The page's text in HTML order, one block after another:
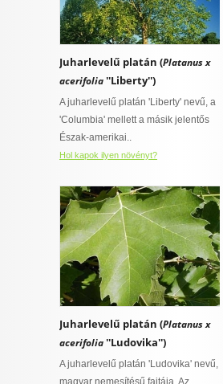
Juharlevelű platán (Platanus x
acerifolia''Liberty'')
A juharlevelű platán 'Liberty' nevű, a
'Columbia' mellett a másik jelentős
Észak-amerikai..
Hol kapok ilyen növényt?
Juharlevelű platán (Platanus x
acerifolia''Ludovika'')
A juharlevelű platán 'Ludovika' nevű,
magyar nemesítésű fajtája. Az